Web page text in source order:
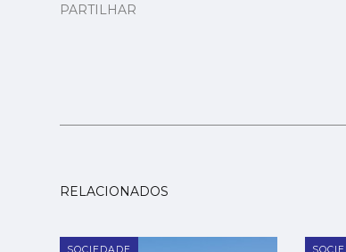
PARTILHAR
RELACIONADOS